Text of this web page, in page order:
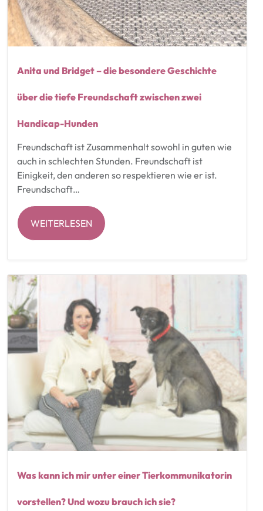
Anita und Bridget – die besondere Geschichte
über die tiefe Freundschaft zwischen zwei
Handicap-Hunden
Freundschaft ist Zusammenhalt sowohl in guten wie
auch in schlechten Stunden. Freundschaft ist
Einigkeit, den anderen so respektieren wie er ist.
Freundschaft…
WEITERLESEN
Was kann ich mir unter einer Tierkommunikatorin
vorstellen? Und wozu brauch ich sie?